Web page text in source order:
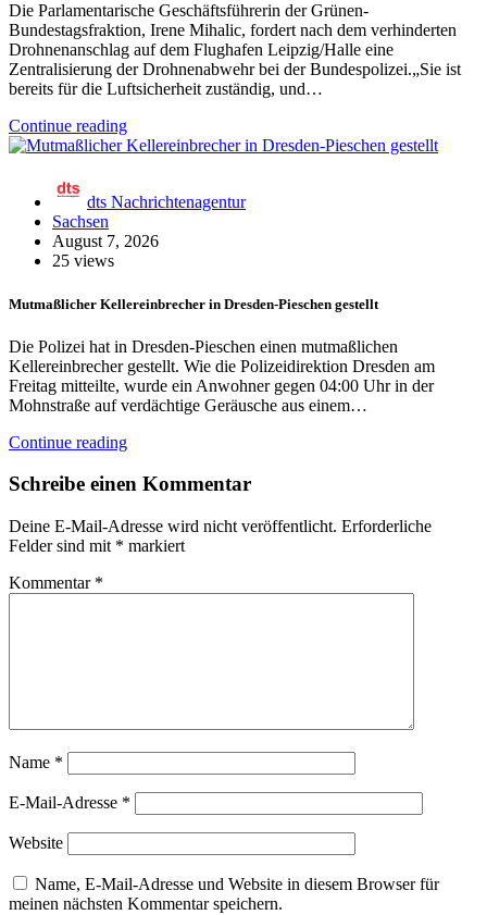
Die Parlamentarische Geschäftsführerin der Grünen-
Bundestagsfraktion, Irene Mihalic, fordert nach dem verhinderten
Drohnenanschlag auf dem Flughafen Leipzig/Halle eine
Zentralisierung der Drohnenabwehr bei der Bundespolizei.„Sie ist
bereits für die Luftsicherheit zuständig, und…
Continue reading
dts Nachrichtenagentur
Sachsen
August 7, 2026
25 views
Mutmaßlicher Kellereinbrecher in Dresden-Pieschen gestellt
Die Polizei hat in Dresden-Pieschen einen mutmaßlichen
Kellereinbrecher gestellt. Wie die Polizeidirektion Dresden am
Freitag mitteilte, wurde ein Anwohner gegen 04:00 Uhr in der
Mohnstraße auf verdächtige Geräusche aus einem…
Continue reading
Schreibe einen Kommentar
Deine E-Mail-Adresse wird nicht veröffentlicht. Erforderliche
Felder sind mit * markiert
Kommentar *
Name *
E-Mail-Adresse *
Website
Name, E-Mail-Adresse und Website in diesem Browser für
meinen nächsten Kommentar speichern.